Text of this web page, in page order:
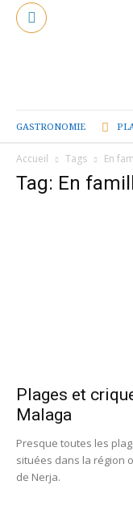
GASTRONOMIE
Accueil Tags En
Tag: En
Plages et
Malaga
Presque toutes les
situées dans la région
de Nerja.